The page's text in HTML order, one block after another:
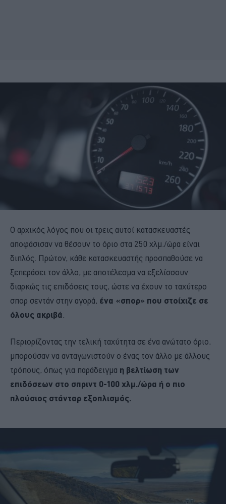
Ο αρχικός λόγος που οι τρεις αυτοί κατασκευαστές
αποφάσισαν να θέσουν το όριο στα 250 χλμ./ώρα είναι
διπλός. Πρώτον, κάθε κατασκευαστής προσπαθούσε να
ξεπεράσει τον άλλο, με αποτέλεσμα να εξελίσσουν
διαρκώς τις επιδόσεις τους, ώστε να έχουν το ταχύτερο
σπορ σεντάν στην αγορά, ένα «σπορ» που στοίχιζε σε
όλους ακριβά
Περιορίζοντας την τελική ταχύτητα σε ένα ανώτατο όριο,
μπορούσαν να ανταγωνιστούν ο ένας τον άλλο με άλλους
τρόπους, όπως για παράδειγμα η βελτίωση των
επιδόσεων στο σπριντ 0-100 χλμ./ώρα ή ο πιο
πλούσιος στάνταρ εξοπλισμός.